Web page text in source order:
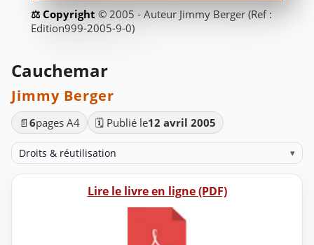
© 2005 - Auteur Jimmy Berger (Ref :
Edition999-2005-9-0)
Cauchemar
Jimmy Berger
📄 6pages A4 🗓️ Publié le12 avril 2005
Droits & réutilisation ▾
Lire le livre en ligne (PDF)